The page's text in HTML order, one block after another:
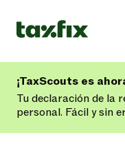
¡TaxScouts es
Tu declaración de la
personal. Fácil y sin